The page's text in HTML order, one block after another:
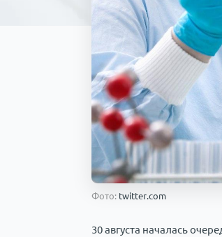
Фото: twitter.com
30 августа началась